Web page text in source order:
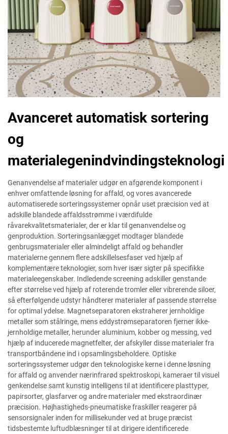
Avanceret automatisk sortering
og
materialegenindvindingsteknologi
Genanvendelse af materialer udgør en afgørende komponent i
enhver omfattende løsning for affald, og vores avancerede
automatiserede sorteringssystemer opnår uset præcision ved at
adskille blandede affaldsstrømme i værdifulde
råvarekvalitetsmaterialer, der er klar til genanvendelse og
genproduktion. Sorteringsanlægget modtager blandede
genbrugsmaterialer eller almindeligt affald og behandler
materialerne gennem flere adskillelsesfaser ved hjælp af
komplementære teknologier, som hver især sigter på specifikke
materialeegenskaber. Indledende screening adskiller genstande
efter størrelse ved hjælp af roterende tromler eller vibrerende siloer,
så efterfølgende udstyr håndterer materialer af passende størrelse
for optimal ydelse. Magnetseparatoren ekstraherer jernholdige
metaller som stålringe, mens eddystrømseparatoren fjerner ikke-
jernholdige metaller, herunder aluminium, kobber og messing, ved
hjælp af inducerede magnetfelter, der afskyller disse materialer fra
transportbåndene ind i opsamlingsbeholdere. Optiske
sorteringssystemer udgør den teknologiske kerne i denne løsning
for affald og anvender nærinfrarød spektroskopi, kameraer til visuel
genkendelse samt kunstig intelligens til at identificere plasttyper,
papirsorter, glasfarver og andre materialer med ekstraordinær
præcision. Højhastigheds-pneumatiske fraskiller reagerer på
sensorsignaler inden for millisekunder ved at bruge præcist
tidsbestemte luftudblæsninger til at dirigere identificerede